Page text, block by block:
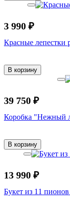
3 990 ₽
Красные лепестки
В корзину
39 750 ₽
Коробка "Нежный
В корзину
13 990 ₽
Букет из 11